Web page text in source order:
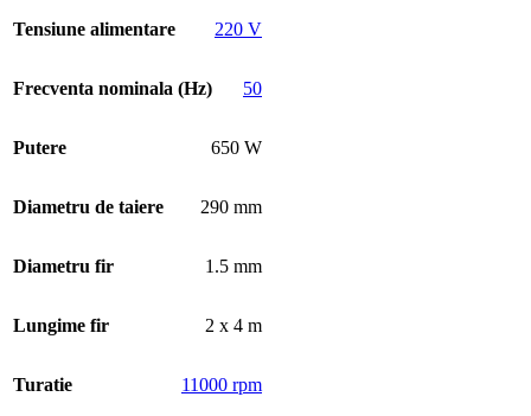
Tensiune alimentare 220 V
Frecventa nominala (Hz) 50
Putere 650 W
Diametru de taiere 290 mm
Diametru fir 1.5 mm
Lungime fir 2 x 4 m
Turatie 11000 rpm